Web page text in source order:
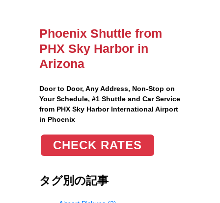
Phoenix Shuttle from
PHX Sky Harbor in
Arizona
Door to Door, Any Address, Non-Stop on
Your Schedule, #1 Shuttle and Car Service
from PHX Sky Harbor International Airport
in Phoenix
CHECK RATES
タグ別の記事